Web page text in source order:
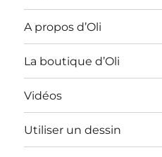
A propos d’Oli
La boutique d’Oli
Vidéos
Utiliser un dessin